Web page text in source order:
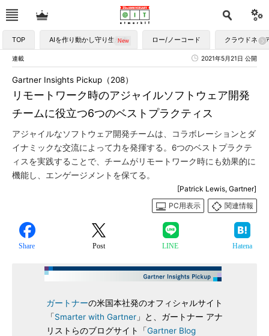
TOP AIを作り動かし守り生かす ロー/ノーコード クラウドネイ
連載 2021年5月21日 公開
リモートワーク時のアジャイルソフトウェア開発
チームに役立つ6つのベストプラクティス
Gartner Insights Pickup（208）
アジャイルなソフトウェア開発チームは、コラボレーションとダ
イナミックな交流によって力を発揮する。6つのベストプラクテ
ィスを実践することで、チームがリモートワーク時にも効果的に
機能し、エンゲージメントを保てる。
[Patrick Lewis, Gartner]
PC用表示
関連情報
Share Post LINE Hatena
ガートナーの米国本社発のオフィシャルサイト
「Smarter with Gartner」と、ガートナー アナ
リストらのブログサイト「Gartner Blog